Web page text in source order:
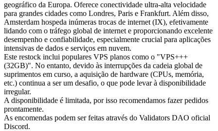
geográfico da Europa. Oferece conectividade ultra-alta velocidade
para grandes cidades como Londres, Paris e Frankfurt. Além disso,
Amsterdam hospeda inúmeras trocas de internet (IX), efetivamente
lidando com o tráfego global de internet e proporcionando excelente
desempenho e confiabilidade, especialmente crucial para aplicações
intensivas de dados e serviços em nuvem.
Este restock inclui populares VPS planos como o "VPS+++
(32GB)". No entanto, devido às interrupções da cadeia global de
suprimentos em curso, a aquisição de hardware (CPUs, memória,
etc.) continua a ser um desafio, o que pode levar à disponibilidade
irregular.
A disponibilidade é limitada, por isso recomendamos fazer pedidos
prontamente.
As encomendas podem ser feitas através do Validators DAO oficial
Discord.